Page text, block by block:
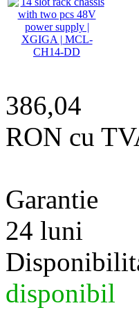
386,04
RON cu
Garantie
24 luni
disponibil